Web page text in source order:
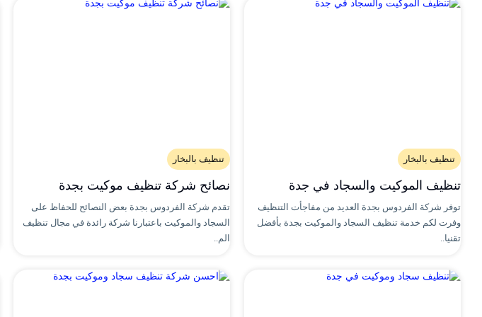
تنظيف بالبخار
تنظيف الموكيت والسجاد في جدة
توفر شركة الفردوس بجدة العديد من مفاجأت التنظيف
وفرت لكم خدمة تنظيف السجاد والموكيت بجدة بأفضل
تقنيا..
تنظيف بالبخار
نصائح شركة تنظيف موكيت بجدة
تقدم شركة الفردوس بجدة بعض النصائح للحفاظ على
السجاد والموكيت باعتبارنا شركة رائدة في مجال تنظيف
الم..